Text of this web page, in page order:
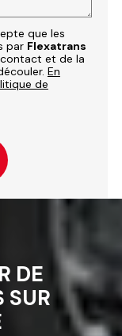
que les
par Flexatrans
et de la
En
de
DE
SUR